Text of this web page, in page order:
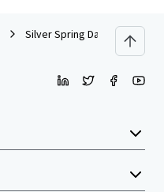
Silver Spring Data Center